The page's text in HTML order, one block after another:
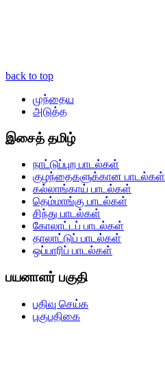
back to top
முந்தைய
அடுத்த
இசைத் தமிழ்
நாட்டுப்புற பாடல்கள்
குழந்தைகளுக்கான பாடல்கள்
கல்லாங்காய் பாடல்கள்
தெம்மாங்கு பாடல்கள்
சிந்து பாடல்கள்
கோலாட்டப் பாடல்கள்
தாலாட்டுப் பாடல்கள்
ஒப்பாரிப் பாடல்கள்
பயனாளர் பகுதி
பதிவு செய்க
புகுபதிகை